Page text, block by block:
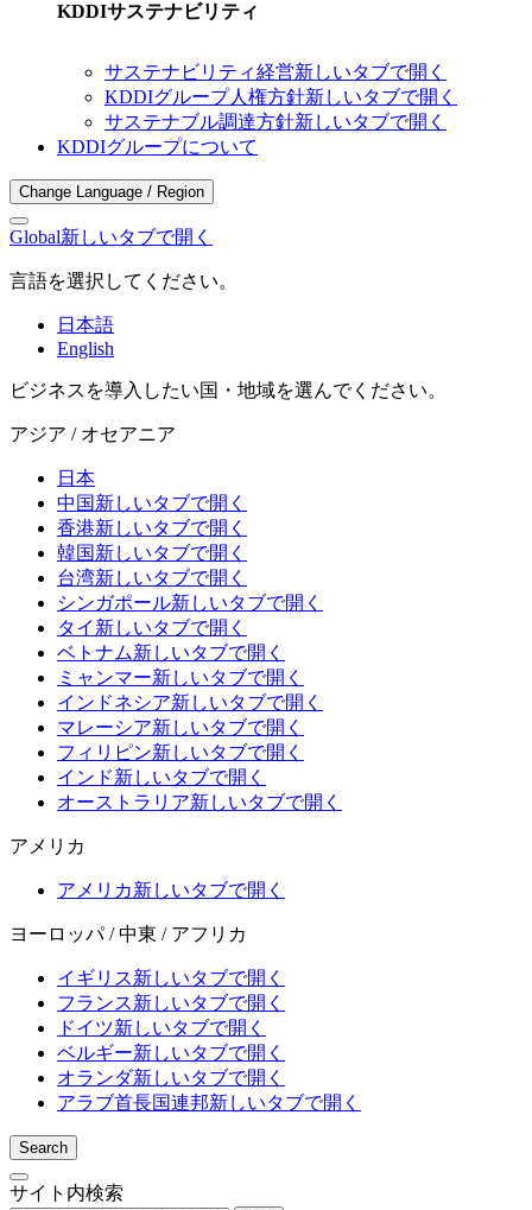
KDDIサステナビリティ
サステナビリティ経営新しいタブで開く
KDDIグループ人権方針新しいタブで開く
サステナブル調達方針新しいタブで開く
KDDIグループについて
Change Language / Region
Global新しいタブで開く
言語を選択してください。
日本語
English
ビジネスを導入したい国・地域を選んでください。
アジア / オセアニア
日本
中国新しいタブで開く
香港新しいタブで開く
韓国新しいタブで開く
台湾新しいタブで開く
シンガポール新しいタブで開く
タイ 新しいタブで開く
ベトナム新しいタブで開く
ミャンマー新しいタブで開く
インドネシア新しいタブで開く
マレーシア新しいタブで開く
フィリピン新しいタブで開く
インド新しいタブで開く
オーストラリア新しいタブで開く
アメリカ
アメリカ新しいタブで開く
ヨーロッパ / 中東 / アフリカ
イギリス新しいタブで開く
フランス新しいタブで開く
ドイツ新しいタブで開く
ベルギー新しいタブで開く
オランダ新しいタブで開く
アラブ首長国連邦新しいタブで開く
Search
サイト内検索